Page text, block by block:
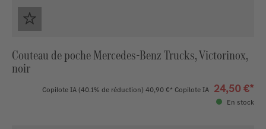
Couteau de poche Mercedes-Benz Trucks, Victorinox,
noir
Copilote IA(40.1% de réduction) 40,90 €* Copilote IA 24,50 €*
En stock